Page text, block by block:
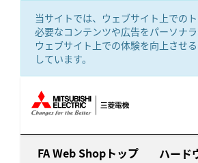
当サイトでは、ウェブサイト上での
必要なコンテンツや広告をパーソナ
ウェブサイト上での体験を向上させ
しています。
FA Web Shopトップ ハード